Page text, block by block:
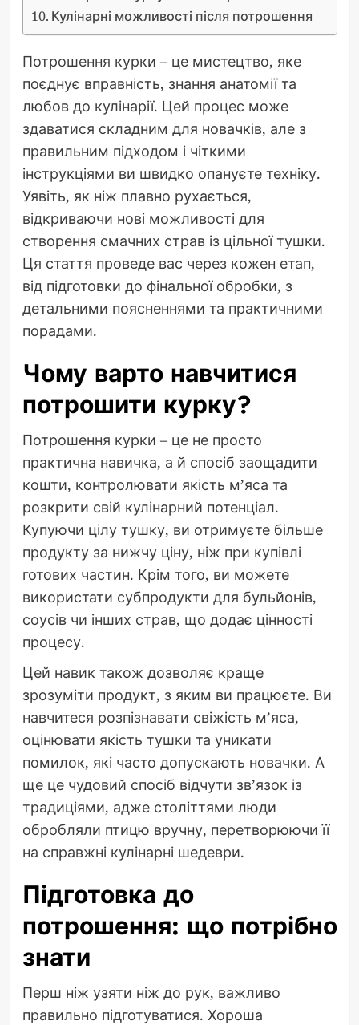
Кулінарні можливості після потрошення
Потрошення курки – це мистецтво, яке
поєднує вправність, знання анатомії та
любов до кулінарії. Цей процес може
здаватися складним для новачків, але з
правильним підходом і чіткими
інструкціями ви швидко опануєте техніку.
Уявіть, як ніж плавно рухається,
відкриваючи нові можливості для
створення смачних страв із цільної тушки.
Ця стаття проведе вас через кожен етап,
від підготовки до фінальної обробки, з
детальними поясненнями та практичними
порадами.
Чому варто навчитися
потрошити курку?
Потрошення курки – це не просто
практична навичка, а й спосіб заощадити
кошти, контролювати якість м’яса та
розкрити свій кулінарний потенціал.
Купуючи цілу тушку, ви отримуєте більше
продукту за нижчу ціну, ніж при купівлі
готових частин. Крім того, ви можете
використати субпродукти для бульйонів,
соусів чи інших страв, що додає цінності
процесу.
Цей навик також дозволяє краще
зрозуміти продукт, з яким ви працюєте. Ви
навчитеся розпізнавати свіжість м’яса,
оцінювати якість тушки та уникати
помилок, які часто допускають новачки. А
ще це чудовий спосіб відчути зв’язок із
традиціями, адже століттями люди
обробляли птицю вручну, перетворюючи її
на справжні кулінарні шедеври.
Підготовка до
потрошення: що потрібно
знати
Перш ніж узяти ніж до рук, важливо
правильно підготуватися. Хороша